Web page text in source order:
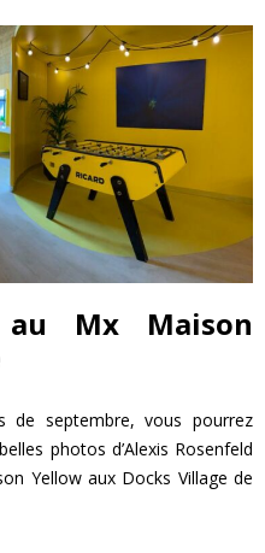
au Mx Maison
septembre, vous pourrez
photos d’Alexis Rosenfeld
Yellow aux Docks Village de